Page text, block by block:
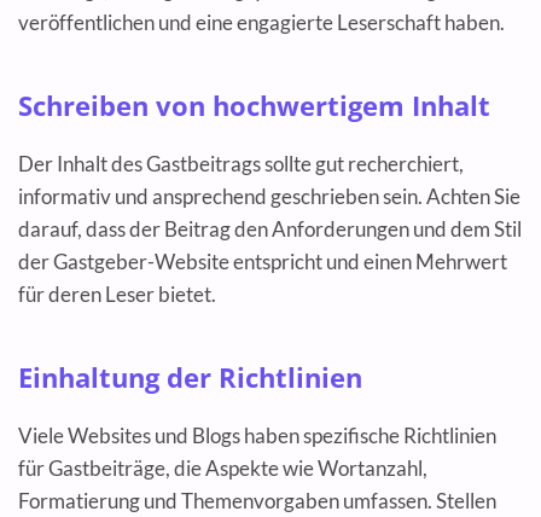
veröffentlichen und eine engagierte Leserschaft haben.
Schreiben von hochwertigem Inhalt
Der Inhalt des Gastbeitrags sollte gut recherchiert,
informativ und ansprechend geschrieben sein. Achten Sie
darauf, dass der Beitrag den Anforderungen und dem Stil
der Gastgeber-Website entspricht und einen Mehrwert
für deren Leser bietet.
Einhaltung der Richtlinien
Viele Websites und Blogs haben spezifische Richtlinien
für Gastbeiträge, die Aspekte wie Wortanzahl,
Formatierung und Themenvorgaben umfassen. Stellen